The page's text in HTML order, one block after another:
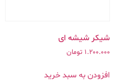
شیکر شیشه ای
1.200.000 تومان
افزودن به سبد خرید